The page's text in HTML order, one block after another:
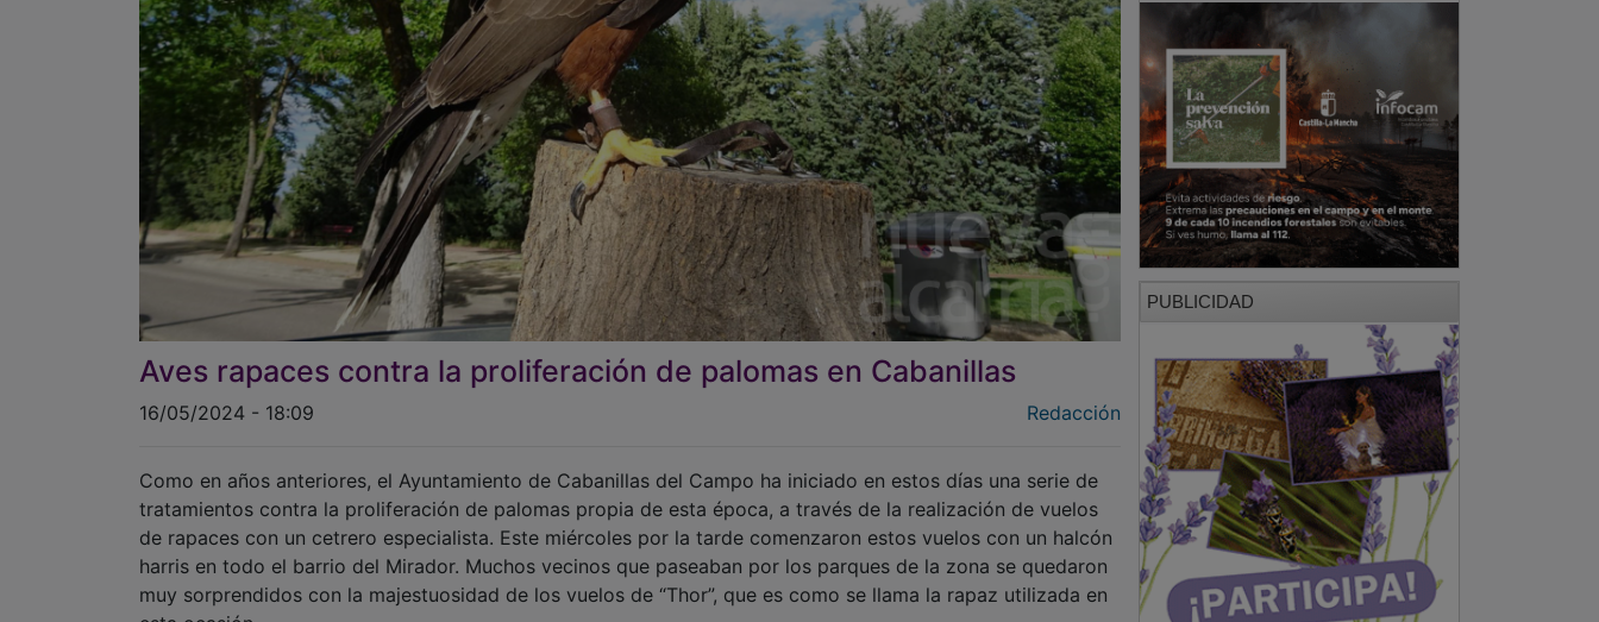
Aves rapaces contra la proliferación de palomas en Cabanillas
16/05/2024 - 18:09 Redacción
Como en años anteriores, el Ayuntamiento de Cabanillas del Campo ha iniciado en estos días una serie de
tratamientos contra la proliferación de palomas propia de esta época, a través de la realización de vuelos
de rapaces con un cetrero especialista. Este miércoles por la tarde comenzaron estos vuelos con un halcón
harris en todo el barrio del Mirador. Muchos vecinos que paseaban por los parques de la zona se quedaron
muy sorprendidos con la majestuosidad de los vuelos de “Thor”, que es como se llama la rapaz utilizada en
PUBLICIDAD